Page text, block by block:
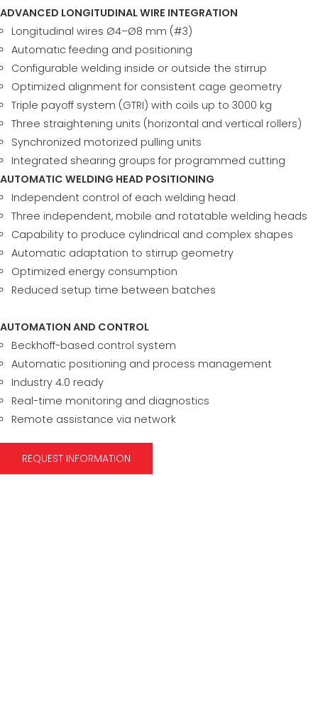
ADVANCED LONGITUDINAL WIRE INTEGRATION
Longitudinal wires Ø4–Ø8 mm (#3)
Automatic feeding and positioning
Configurable welding inside or outside the stirrup
Optimized alignment for consistent cage geometry
Triple payoff system (GTRI) with coils up to 3000 kg
Three straightening units (horizontal and vertical rollers)
Synchronized motorized pulling units
Integrated shearing groups for programmed cutting
AUTOMATIC WELDING HEAD POSITIONING
Independent control of each welding head
Three independent, mobile and rotatable welding heads
Capability to produce cylindrical and complex shapes
Automatic adaptation to stirrup geometry
Optimized energy consumption
Reduced setup time between batches
AUTOMATION AND CONTROL
Beckhoff-based control system
Automatic positioning and process management
Industry 4.0 ready
Real-time monitoring and diagnostics
Remote assistance via network
REQUEST INFORMATION